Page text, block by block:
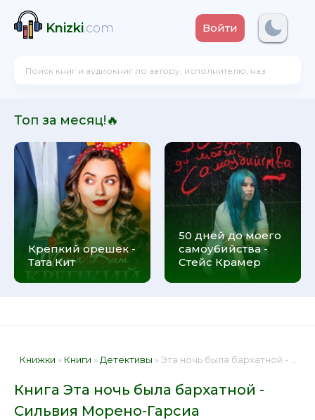
Knizki.com Войти
Топ за месяц!🔥
Крепкий орешек -
Тата Кит
50 дней до моего
самоубийства -
Стейс Крамер
Книжки » Книги » Детективы » Эта ночь была бархатной - Сильвия Морено-Гарсиа 📕 - Книга онлайн бесплатно
Книга Эта ночь была бархатной -
Сильвия Морено-Гарсиа